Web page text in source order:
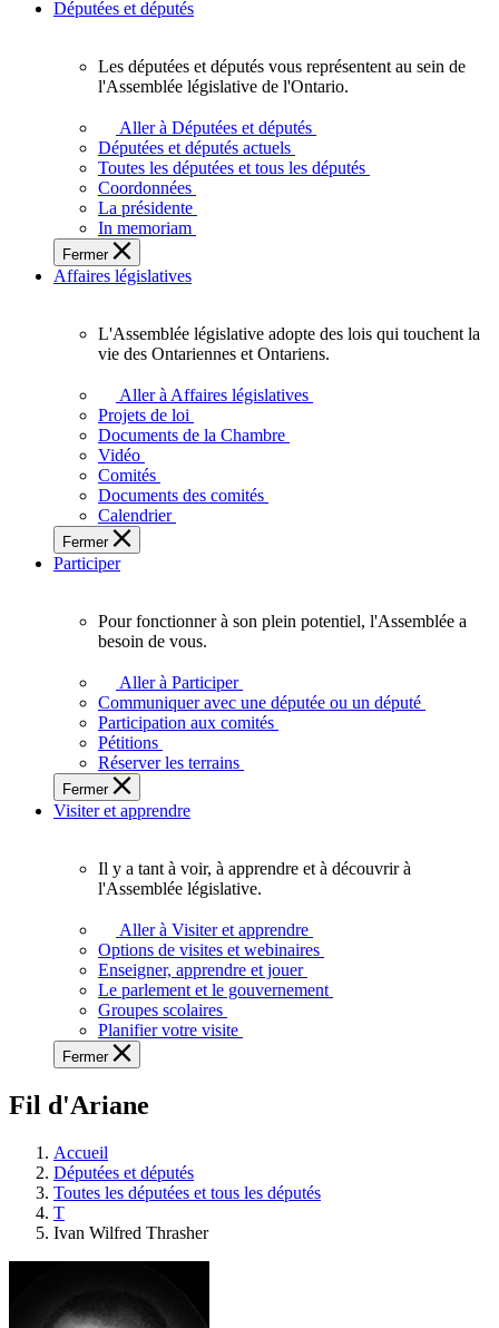
Députées et députés
députés
vous
représentent
sein
de
l'Assemblée
législative
l'Ontario.
Les députées et députés vous représentent au sein de
l'Assemblée législative de l'Ontario.
Aller à Députées et députés
Députées et députés actuels
Toutes les députées et tous les députés
Coordonnées
La présidente
In memoriam
Fermer
Affaires législatives
L'Assemblée
adopte
touchent
des
Ontariennes
et
L'Assemblée législative adopte des lois qui touchent la
vie des Ontariennes et Ontariens.
Aller à Affaires législatives
Projets de loi
Documents de la Chambre
Vidéo
Comités
Documents des comités
Calendrier
Fermer
Participer
plein
potentiel,
l'Assemblée
a
besoin
de
Pour fonctionner à son plein potentiel, l'Assemblée a
besoin de vous.
Aller à Participer
Communiquer avec une députée ou un député
Participation aux comités
Pétitions
Réserver les terrains
Fermer
Visiter et apprendre
voir,
apprendre
et
à
à
législative.
Il y a tant à voir, à apprendre et à découvrir à
l'Assemblée législative.
Aller à Visiter et apprendre
Options de visites et webinaires
Enseigner, apprendre et jouer
Le parlement et le gouvernement
Groupes scolaires
Planifier votre visite
Fermer
Fil d'Ariane
Accueil
Députées et députés
Toutes les députées et tous les députés
T
Ivan Wilfred Thrasher